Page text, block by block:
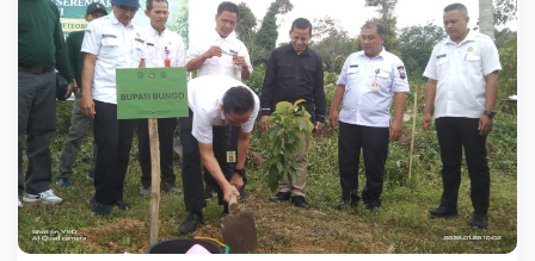
i
r
i
P
e
n
a
n
a
m
a
n